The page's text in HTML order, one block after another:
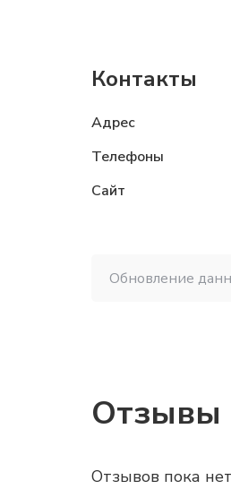
Контакты
Адрес
Телефоны
Сайт
Обновление
Отзывы
Отзывов пока нет